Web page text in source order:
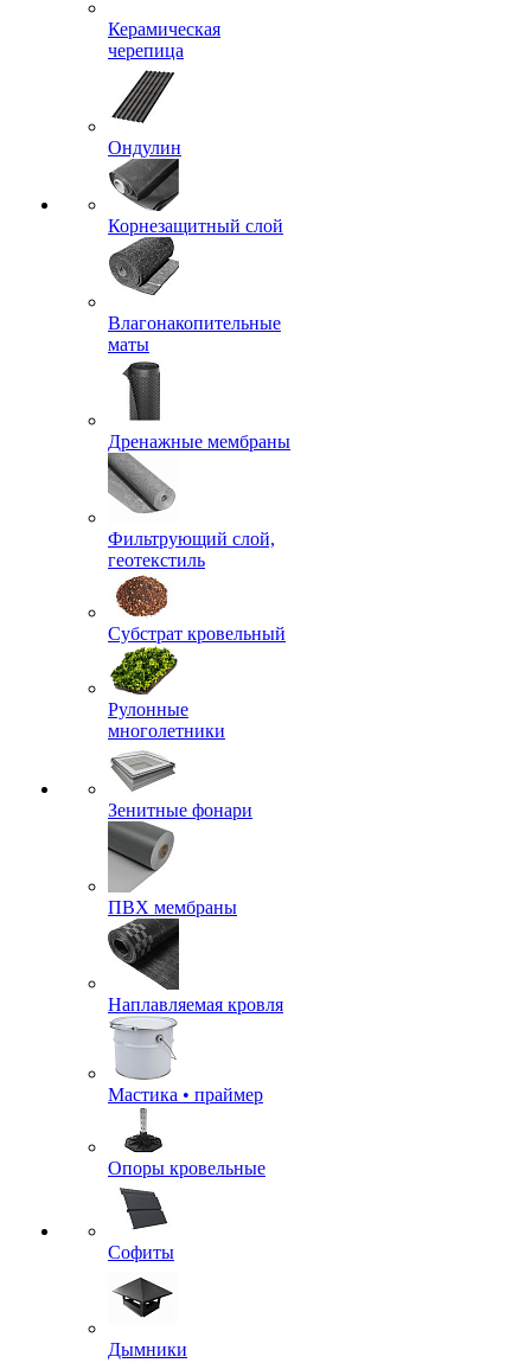
Керамическая
черепица
Ондулин
Корнезащитный слой
Влагонакопительные
маты
Дренажные мембраны
Фильтрующий слой,
геотекстиль
Субстрат кровельный
Рулонные
многолетники
Зенитные фонари
ПВХ мембраны
Наплавляемая кровля
Мастика • праймер
Опоры кровельные
Софиты
Дымники